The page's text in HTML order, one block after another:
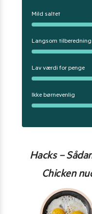
Mild saltet
Langsom tilberedning
Lav værdi for penge
Ikke børnevenlig
Hacks –
Chicken